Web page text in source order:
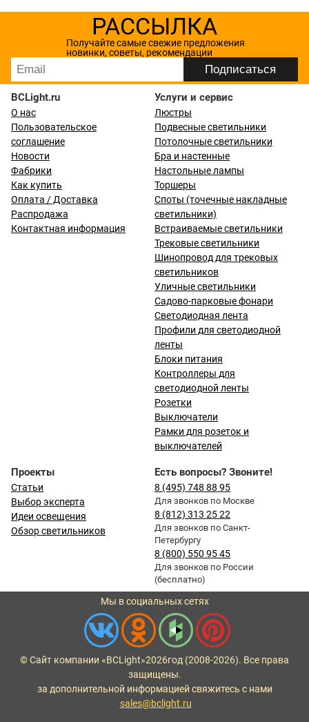
РАССЫЛКА
Получайте самые свежие предложения
новинки, советы, рекомендации
BCLight.ru
О нас
Пользовательское
соглашение
Новости
Фабрики
Как купить
Оплата / Доставка
Распродажа
Контактная информация
Услуги и сервис
Люстры
Подвесные светильники
Потолочные светильники
Бра и настенные
Настольные лампы
Торшеры
Споты (точечные накладные
светильники)
Встраиваемые светильники
Трековые светильники
Шинопровод для трековых
светильников
Уличные светильники
Садово-парковые фонари
Светодиодная лента
Профили для светодиодной
ленты
Блоки питания
Контроллеры для
светодиодной ленты
Розетки
Выключатели
Рамки для розеток и
выключателей
Проекты
Статьи
Выбор эксперта
Идеи освещения
Обзор светильников
Есть вопросы? Звоните!
8 (495) 748 88 95
Для звонков по Москве
8 (812) 313 25 22
Для звонков по Санкт-
Петербургу
8 (800) 550 95 45
Для звонков по России
(бесплатно)
Мы в социальных сетях
© Сайт компании «BCLight»2026год (2008-2026). Все права
защищены.
за дополнительной информацией свяжитесь с нами
sales@bclight.ru